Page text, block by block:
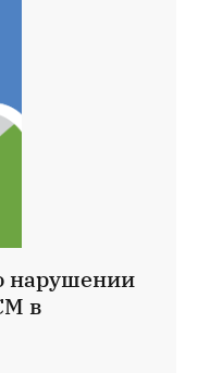
нарушении
в